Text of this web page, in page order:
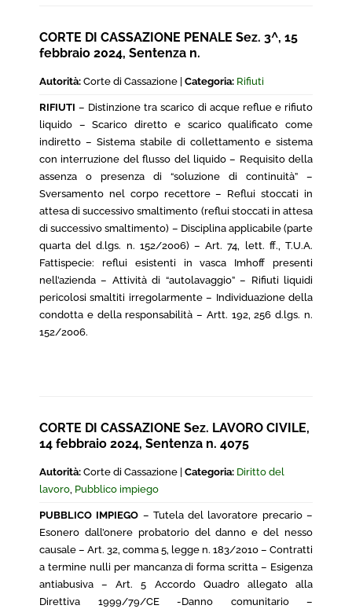
CORTE DI CASSAZIONE PENALE Sez. 3^, 15
febbraio 2024, Sentenza n.
Autorità: Corte di Cassazione | Categoria: Rifiuti
RIFIUTI – Distinzione tra scarico di acque reflue e rifiuto
liquido – Scarico diretto e scarico qualificato come
indiretto – Sistema stabile di collettamento e sistema
con interruzione del flusso del liquido – Requisito della
assenza o presenza di “soluzione di continuità” –
Sversamento nel corpo recettore – Reflui stoccati in
attesa di successivo smaltimento (reflui stoccati in attesa
di successivo smaltimento) – Disciplina applicabile (parte
quarta del d.lgs. n. 152/2006) – Art. 74, lett. ff., T.U.A.
Fattispecie: reflui esistenti in vasca Imhoff presenti
nell’azienda – Attività di “autolavaggio” – Rifiuti liquidi
pericolosi smaltiti irregolarmente – Individuazione della
condotta e della responsabilità – Artt. 192, 256 d.lgs. n.
152/2006.
CORTE DI CASSAZIONE Sez. LAVORO CIVILE,
14 febbraio 2024, Sentenza n. 4075
Autorità: Corte di Cassazione | Categoria: Diritto del
lavoro, Pubblico impiego
PUBBLICO IMPIEGO – Tutela del lavoratore precario –
Esonero dall’onere probatorio del danno e del nesso
causale – Art. 32, comma 5, legge n. 183/2010 – Contratti
a termine nulli per mancanza di forma scritta – Esigenza
antiabusiva – Art. 5 Accordo Quadro allegato alla
Direttiva 1999/79/CE -Danno comunitario –